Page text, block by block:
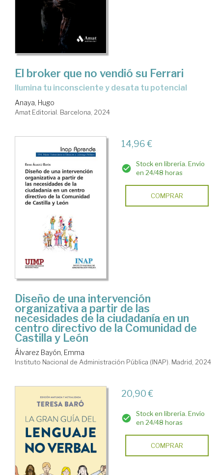
Liderazgo
El broker que no vendió su Ferrari
ilumina tu inconsciente y desata tu potencial
Anaya, Hugo
Amat Editorial. Barcelona, 2024
14,96 €
Stock en librería. Envío
en 24/48 horas
COMPRAR
Diseño de una intervención
organizativa a partir de las
necesidades de la ciudadanía en un
centro directivo de la Comunidad de
Castilla y León
Álvarez Bayón, Emma
Instituto Nacional de Administración Pública (INAP). Madrid, 2024
20,90 €
Stock en librería. Envío
en 24/48 horas
COMPRAR